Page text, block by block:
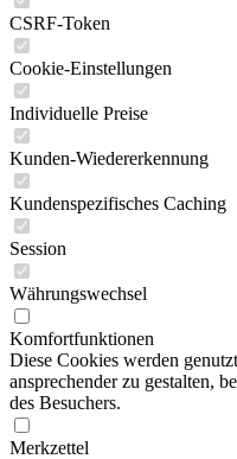
CSRF-Token
Cookie-Einstellungen
Individuelle Preise
Kunden-Wiedererkennung
Kundenspezifisches Caching
Session
Währungswechsel
Komfortfunktionen
Diese Cookies werden
ansprechender zu gestalten,
des Besuchers.
Merkzettel